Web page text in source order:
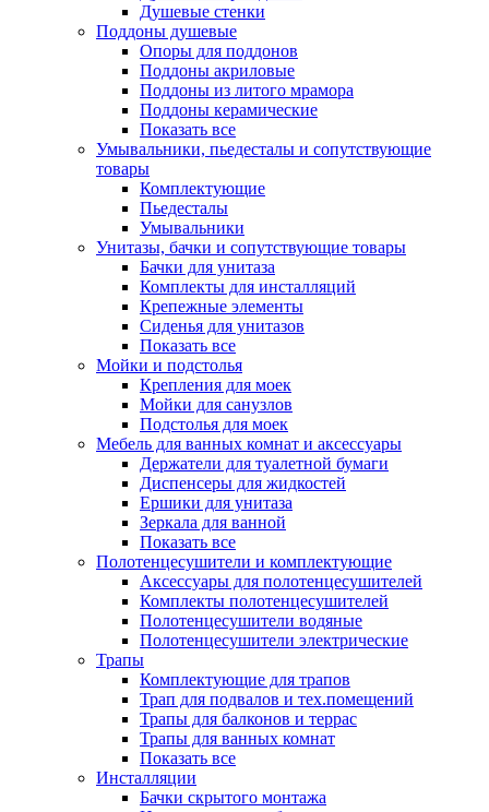
Душевые стенки
Поддоны душевые
Опоры для поддонов
Поддоны акриловые
Поддоны из литого мрамора
Поддоны керамические
Показать все
Умывальники, пьедесталы и сопутствующие
товары
Комплектующие
Пьедесталы
Умывальники
Унитазы, бачки и сопутствующие товары
Бачки для унитаза
Комплекты для инсталляций
Крепежные элементы
Сиденья для унитазов
Показать все
Мойки и подстолья
Крепления для моек
Мойки для санузлов
Подстолья для моек
Мебель для ванных комнат и аксессуары
Держатели для туалетной бумаги
Диспенсеры для жидкостей
Ершики для унитаза
Зеркала для ванной
Показать все
Полотенцесушители и комплектующие
Аксессуары для полотенцесушителей
Комплекты полотенцесушителей
Полотенцесушители водяные
Полотенцесушители электрические
Трапы
Комплектующие для трапов
Трап для подвалов и тех.помещений
Трапы для балконов и террас
Трапы для ванных комнат
Показать все
Инсталляции
Бачки скрытого монтажа